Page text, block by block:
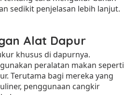
sedikit penjelasan lebih lanjut.
Alat Dapur
khusus di dapurnya.
peralatan makan seperti
Terutama bagi mereka yang
penggunaan cangkir